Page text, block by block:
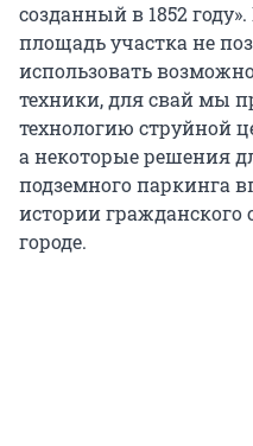
созданный в 1852
площадь участка не
использовать
техники, для свай мы
технологию струйной
а некоторые решения
подземного паркинга
истории гражданского
городе.